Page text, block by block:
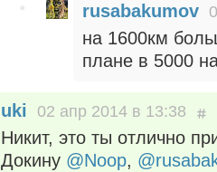
rusabakumov
на 1600км
плане в 5000
uki 02 апр 2014 в 13:38
Никит, это ты отлично
Докину @Noop,